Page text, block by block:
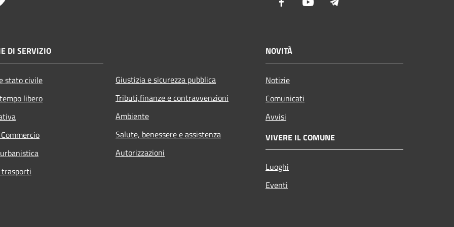
DI SERVIZIO
stato civile
libero
Giustizia e sicurezza pubblica
Tributi,finanze e contravvenzioni
Ambiente
Salute, benessere e assistenza
Autorizzazioni
NOVITÀ
Notizie
Comunicati
Avvisi
VIVERE IL COMUNE
Luoghi
Eventi